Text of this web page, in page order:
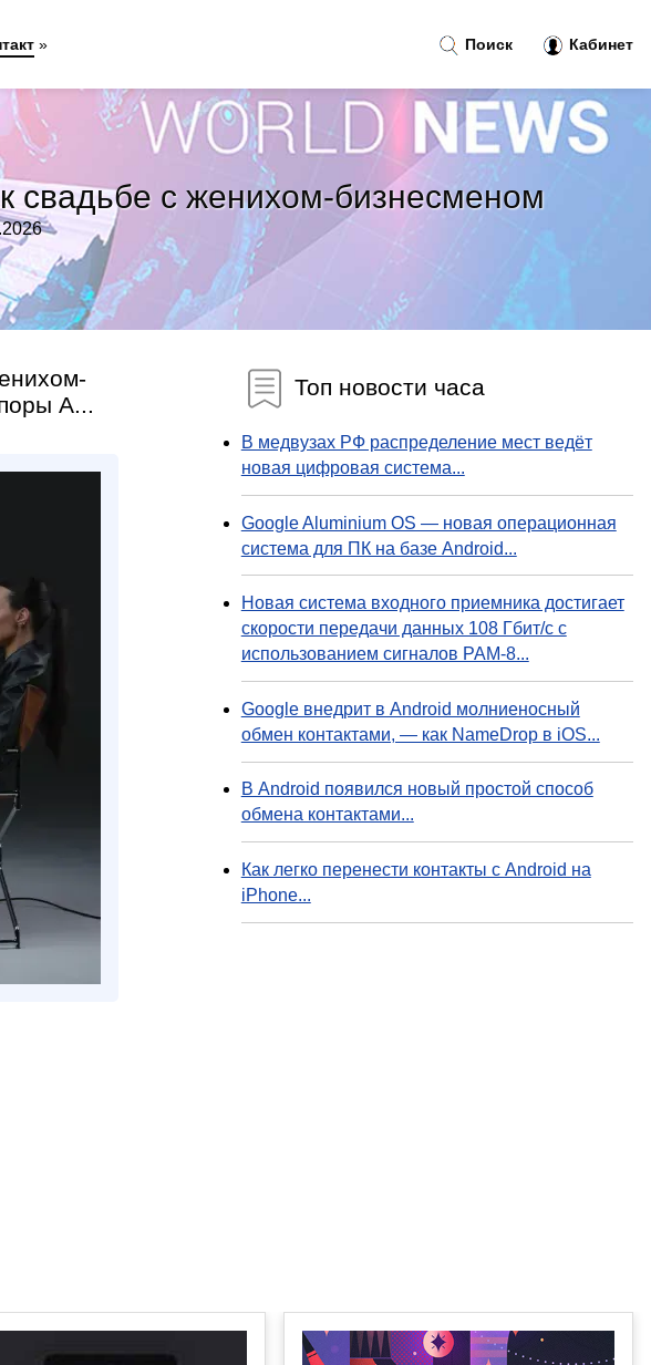
свадьбе с женихом-бизнесменом
А...
Топ новости часа
В медвузах РФ распределение мест ведёт
новая цифровая система...
Google Aluminium OS — новая операционная
система для ПК на базе Android...
Новая система входного приемника достигает
скорости передачи данных 108 Гбит/с с
использованием сигналов PAM-8...
Google внедрит в Android молниеносный
обмен контактами, — как NameDrop в iOS...
В Android появился новый простой способ
обмена контактами...
Как легко перенести контакты с Android на
iPhone...
Поиск Кабинет
»